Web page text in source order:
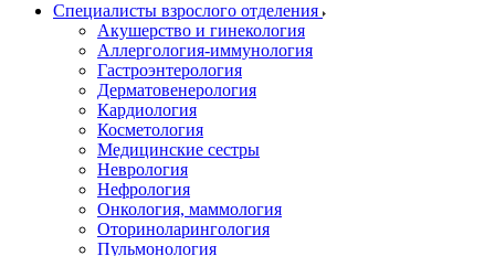
Специалисты взрослого отделения
Акушерство и гинекология
Аллергология-иммунология
Гастроэнтерология
Дерматовенерология
Кардиология
Косметология
Медицинские сестры
Неврология
Нефрология
Онкология, маммология
Оториноларингология
Пульмонология